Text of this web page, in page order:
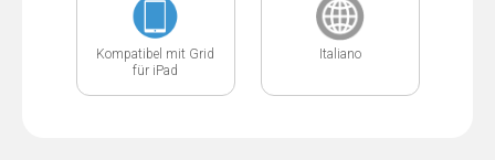
Kompatibel mit Grid
für iPad
Italiano